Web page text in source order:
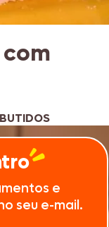
e
seu e-mail.